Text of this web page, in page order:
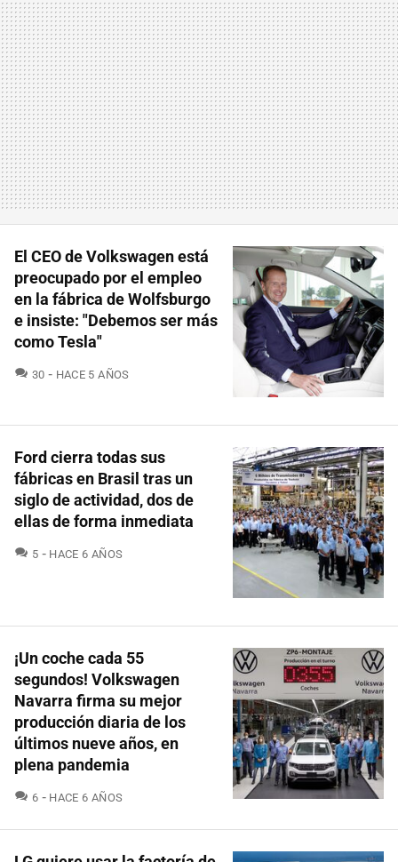
El CEO de Volkswagen está
preocupado por el empleo
en la fábrica de Wolfsburgo
e insiste: "Debemos ser más
como Tesla"
30 COMENTARIOS
HACE 5 AÑOS
Ford cierra todas sus
fábricas en Brasil tras un
siglo de actividad, dos de
ellas de forma inmediata
5 COMENTARIOS
HACE 6 AÑOS
¡Un coche cada 55
segundos! Volkswagen
Navarra firma su mejor
producción diaria de los
últimos nueve años, en
plena pandemia
6 COMENTARIOS
HACE 6 AÑOS